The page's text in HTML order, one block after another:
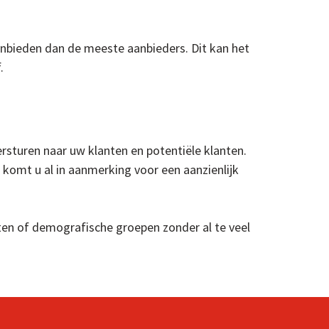
dan de meeste aanbieders. Dit kan het
naar uw klanten en potentiële klanten.
komt u al in aanmerking voor een aanzienlijk
of demografische groepen zonder al te veel